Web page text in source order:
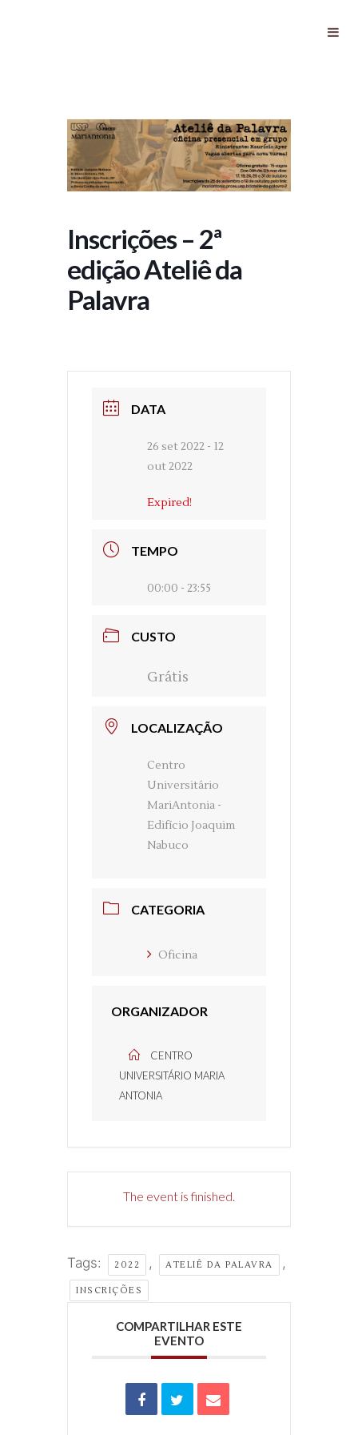
Inscrições – 2ª
edição Ateliê da
Palavra
DATA
26 set 2022 - 12
out 2022
Expired!
TEMPO
00:00 - 23:55
CUSTO
Grátis
LOCALIZAÇÃO
Centro
Universitário
MariAntonia -
Edifício Joaquim
Nabuco
CATEGORIA
Oficina
ORGANIZADOR
CENTRO
UNIVERSITÁRIO MARIA
ANTONIA
The event is finished.
Tags: 2022 , ATELIÊ DA PALAVRA ,
INSCRIÇÕES
COMPARTILHAR ESTE
EVENTO